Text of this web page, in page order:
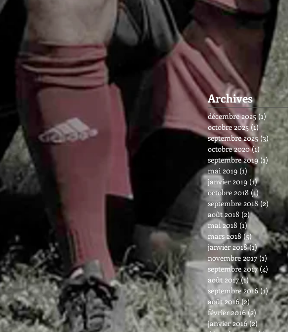
Archives
décembre 2025 (1)1 post
octobre 2025 (1)1 post
septembre 2025 (3) 3
octobre 2020 (1) 1 post
septembre 2019 (1) 1 post
mai 2019 (1) 1 post
janvier 2019 (1)1 post
octobre 2018 (1)1 post
septembre 2018 (2)2 posts
août 2018 (2)2 posts
mai 2018 (1)1 post
mars 2018 (5)5 posts
janvier 2018 (1)1 post
novembre 2017 (1)
septembre 2017 (4) 4
août 2017 (1)1 post
septembre 2016 (1)1 post
août 2016 (2)2 posts
février 2016 (2)2 posts
janvier 2016 (2)2 posts